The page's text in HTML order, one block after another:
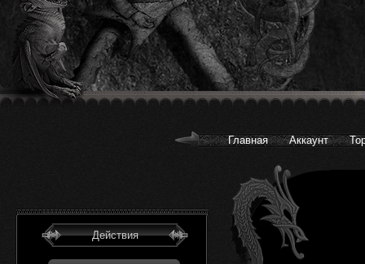
Главная Аккаунт
Действия